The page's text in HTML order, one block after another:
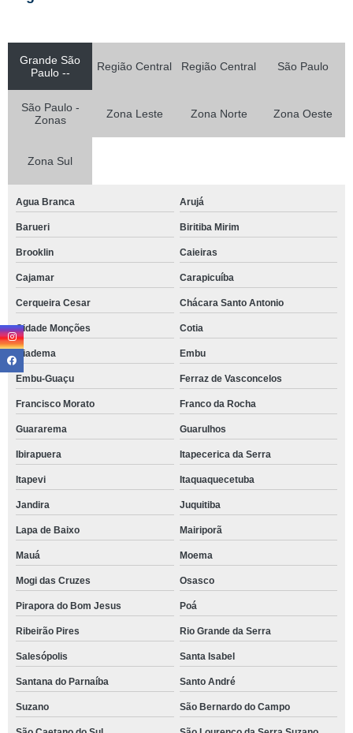
Grande São
Paulo --
Região Central Região Central São Paulo
São Paulo -
Zonas
Zona Leste Zona Norte Zona Oeste
Zona Sul
Agua Branca Arujá
Barueri Biritiba Mirim
Brooklin Caieiras
Cajamar Carapicuíba
Cerqueira Cesar Chácara Santo Antonio
Cidade Monções Cotia
Diadema Embu
Embu-Guaçu Ferraz de Vasconcelos
Francisco Morato Franco da Rocha
Guararema Guarulhos
Ibirapuera Itapecerica da Serra
Itapevi Itaquaquecetuba
Jandira Juquitiba
Lapa de Baixo Mairiporã
Mauá Moema
Mogi das Cruzes Osasco
Pirapora do Bom Jesus Poá
Ribeirão Pires Rio Grande da Serra
Salesópolis Santa Isabel
Santana do Parnaíba Santo André
Suzano São Bernardo do Campo